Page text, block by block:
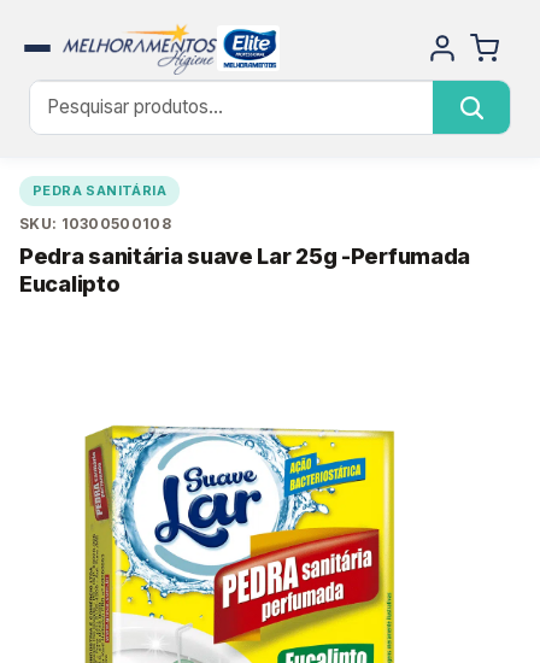
PEDRA SANITÁRIA
SKU: 10300500108
Pedra sanitária suave Lar 25g -Perfumada
Eucalipto